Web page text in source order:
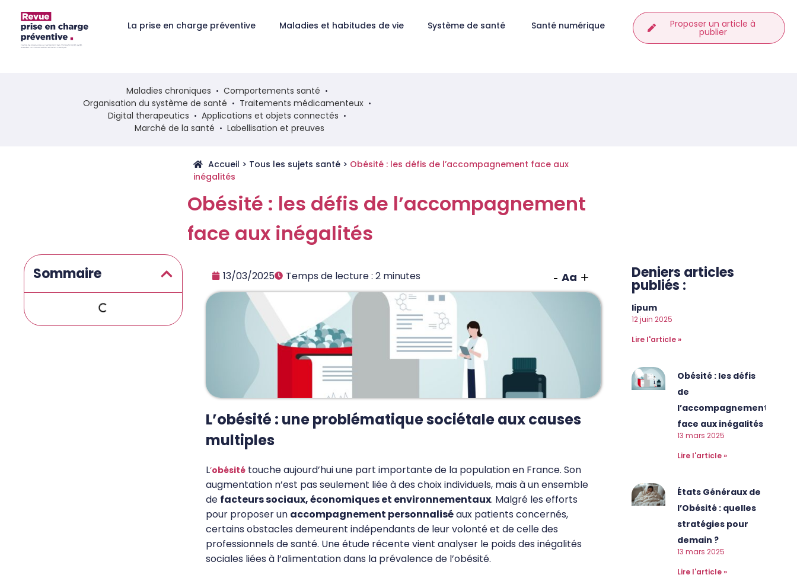
La prise en charge préventive Maladies et habitudes de vie Système de santé Santé numérique Proposer un article à
publier
Maladies chroniques
Comportements santé
Organisation du système de santé
Traitements médicamenteux
Digital therapeutics
Applications et objets connectés
Marché de la santé
Labellisation et preuves
Accueil > Tous les sujets santé > Obésité : les défis de l’accompagnement face aux
inégalités
Obésité : les défis de l’accompagnement
face aux inégalités
Sommaire 13/03/2025 Temps de lecture : 2 minutes - Aa +
L’obésité : une problématique sociétale aux causes
multiples
L‘obésitétouche aujourd’hui une part importante de la population en France. Son
augmentation n’est pas seulement liée à des choix individuels, mais à un ensemble
de facteurs sociaux, économiques et environnementaux. Malgré les efforts
pour proposer un accompagnement personnaliséaux patients concernés,
certains obstacles demeurent indépendants de leur volonté et de celle des
professionnels de santé. Une étude récente vient analyser le poids des inégalités
sociales liées à l’alimentation dans la prévalence de l’obésité.
Deniers articles
publiés :
lipum
12 juin 2025
Lire l'article »
Obésité : les défis
de
l’accompagnement
face aux inégalités
13 mars 2025
Lire l'article »
États Généraux de
l’Obésité : quelles
stratégies pour
demain ?
13 mars 2025
Lire l'article »